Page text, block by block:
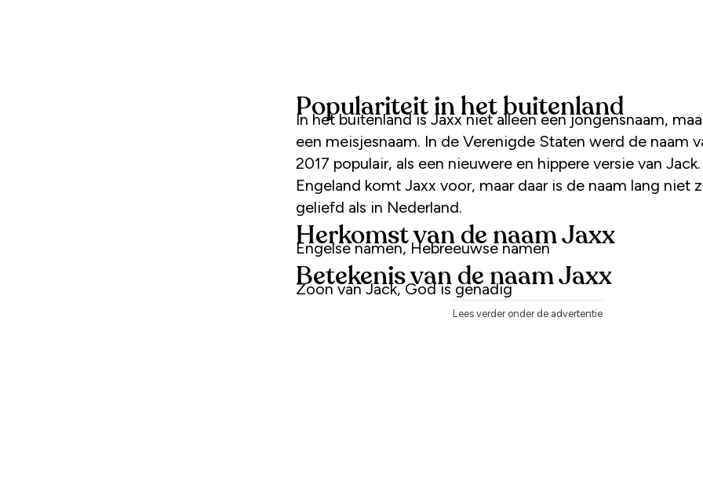
Populariteit in het buitenland
In het buitenland is Jaxx niet alleen een jongensnaam,
een meisjesnaam. In de Verenigde Staten werd de naam
2017 populair, als een nieuwere en hippere versie van
Engeland komt Jaxx voor, maar daar is de naam lang niet
geliefd als in Nederland.
Herkomst van de naam Jaxx
Engelse namen, Hebreeuwse namen
Betekenis van de naam Jaxx
Zoon van Jack, God is genadig
Lees verder onder de advertentie